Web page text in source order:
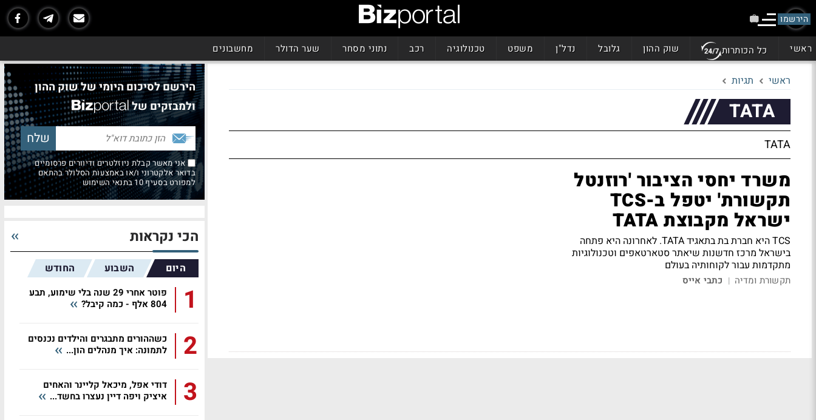
הירשמו
ראשי כל הכותרות שוק ההון גלובל נדל"ן משפט טכנולוגיה רכב נתוני מסחר שער הדולר מחשבונים
ראשי תגיות
TATA
TATA
משרד יחסי הציבור 'רוזנטל
תקשורת' יטפל ב-TCS
ישראל מקבוצת TATA
TCS היא חברת בת בתאגיד TATA. לאחרונה היא פתחה
בישראל מרכז חדשנות שיאתר סטארטאפים וטכנולוגיות
מתקדמות עבור לקוחותיה בעולם
תקשורת ומדיה | כתבי אייס
הירשם לסיכום היומי של שוק ההון
ולמבזקים של
אני מאשר קבלת ניוזלטרים ודיוורים פרסומיים
בדואר אלקטרוני ו/או באמצעות הסלולר בהתאם
למפורט בסעיף 10 בתנאי השימוש
הכי נקראות
היום השבוע החודש
1
פוטר אחרי 29 שנה בלי שימוע, תבע
804 אלף - כמה קיבל?
2
כשההורים מתבגרים והילדים נכנסים
לתמונה: איך מנהלים הון...
3
דודי אפל, מיכאל קליינר והאחים
איציק ויפה דיין נעצרו בחשד...